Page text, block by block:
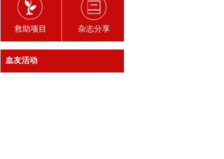
救助项目 杂志分享
血友活动